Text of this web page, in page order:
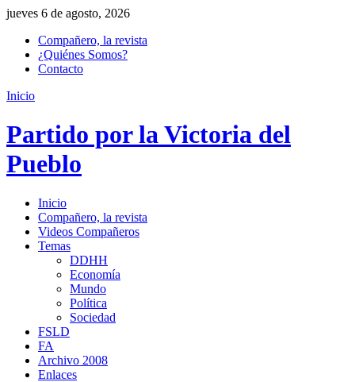
jueves 6 de agosto, 2026
Compañero, la revista
¿Quiénes Somos?
Contacto
Inicio
Partido por la Victoria del
Pueblo
Inicio
Compañero, la revista
Videos Compañeros
Temas
DDHH
Economía
Mundo
Política
Sociedad
FSLD
FA
Archivo 2008
Enlaces